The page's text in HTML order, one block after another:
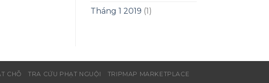
Tháng 1 2019 (1)
CHỖ TRA CỨU PHẠT NGUỘI TRIPMAP MARKETPLACE